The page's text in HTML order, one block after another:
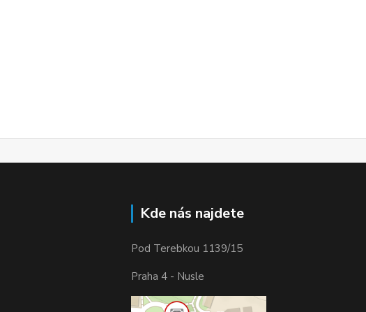
Kde nás najdete
Pod Terebkou 1139/15
Praha 4 - Nusle